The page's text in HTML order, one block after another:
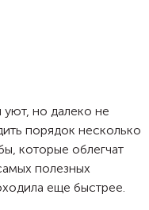
уют, но далеко не
порядок несколько
которые облегчат
полезных
еще быстрее.